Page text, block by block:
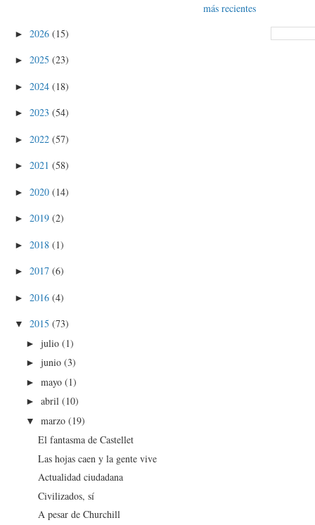
más recientes
► 2026 (15)
► 2025 (23)
► 2024 (18)
► 2023 (54)
► 2022 (57)
► 2021 (58)
► 2020 (14)
► 2019 (2)
► 2018 (1)
► 2017 (6)
► 2016 (4)
▼ 2015 (73)
►julio(1)
►junio(3)
►mayo(1)
►abril(10)
▼marzo(19)
El fantasma de Castellet
Las hojas caen y la gente vive
Actualidad ciudadana
Civilizados, sí
A pesar de Churchill